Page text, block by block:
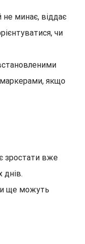
минає, віддає
чи
якщо
зростати вже
днів.
ще можуть